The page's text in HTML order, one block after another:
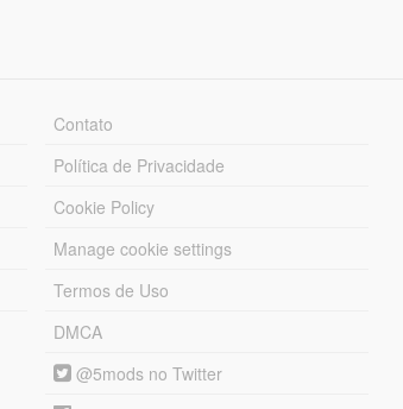
Contato
Política de Privacidade
Cookie Policy
Manage cookie settings
Termos de Uso
DMCA
@5mods no Twitter